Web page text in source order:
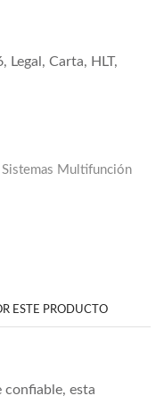
Legal, Carta, HLT,
Sistemas Multifunción
ESTE PRODUCTO
esta